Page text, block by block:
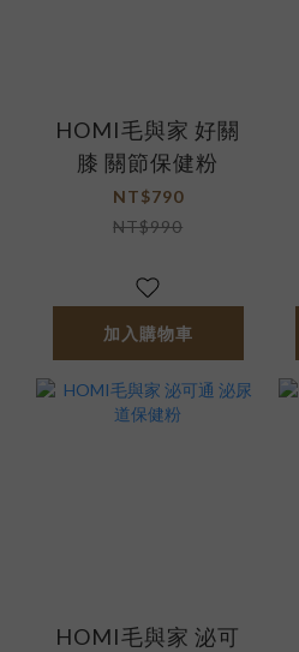
HOMI毛與家 好關
膝 關節保健粉
NT$790
NT$990
加入購物車
HOMI毛與家 泌可